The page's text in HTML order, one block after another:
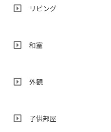
リビング
和室
外観
子供部屋